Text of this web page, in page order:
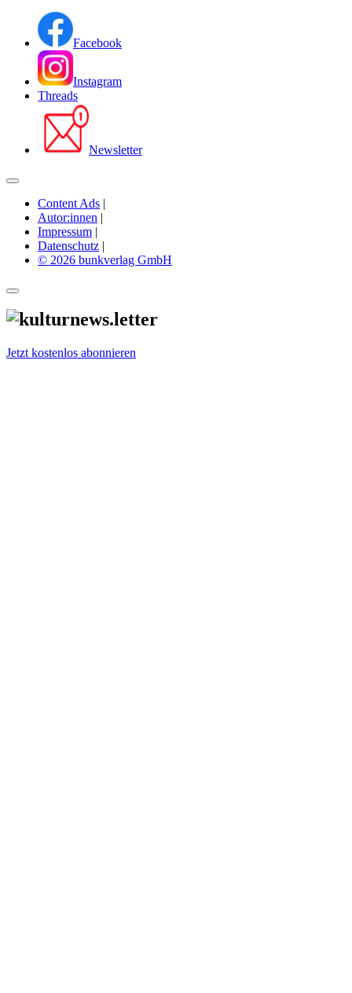
Facebook
Instagram
Threads
Newsletter
Content Ads |
Autor:innen |
Impressum |
Datenschutz |
© 2026 bunkverlag GmbH
Jetzt kostenlos abonnieren